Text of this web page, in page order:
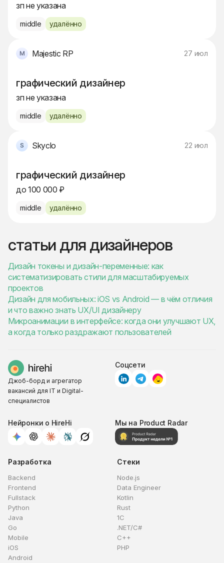
зп не указана
middle удалённо
Majestic RP 27 июл
графический дизайнер
зп не указана
middle удалённо
Skyclo 22 июл
графический дизайнер
до 100 000 ₽
middle удалённо
статьи для дизайнеров
Дизайн токены и дизайн-переменные: как
систематизировать стили для масштабируемых
проектов
Дизайн для мобильных: iOS vs Android — в чём отличия
и что важно знать UX/UI дизайнеру
Микроанимации в интерфейсе: когда они улучшают UX,
а когда только раздражают пользователей
Джоб-борд и агрегатор
вакансий для IT и Digital-
специалистов
Соцсети
Нейронки о HireHi Мы на Product Radar
Разработка
Backend
Frontend
Fullstack
Python
Java
Go
Mobile
iOS
Android
Стеки
Node.js
Data Engineer
Kotlin
Rust
1C
.NET/C#
C++
PHP